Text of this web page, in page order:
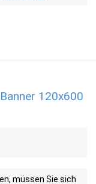
120x600
müssen Sie sich